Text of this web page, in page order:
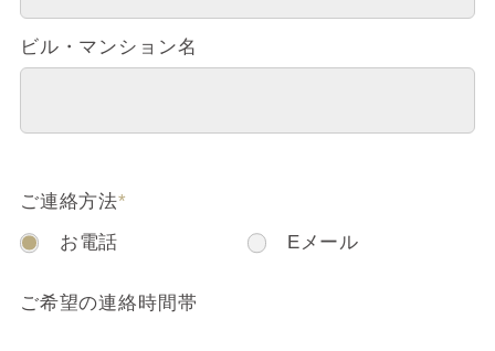
ビル・マンション名
ご連絡方法*
お電話
Eメール
ご希望の連絡時間帯